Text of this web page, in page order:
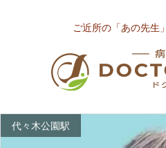
ご近所の「あの先生
代々木公園駅